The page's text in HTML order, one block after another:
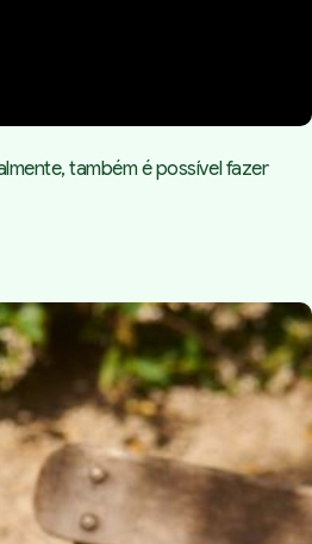
também é possível fazer